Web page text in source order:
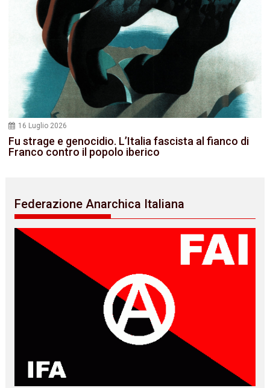
16 Luglio 2026
Fu strage e genocidio. L’Italia fascista al fianco di
Franco contro il popolo iberico
Federazione Anarchica Italiana